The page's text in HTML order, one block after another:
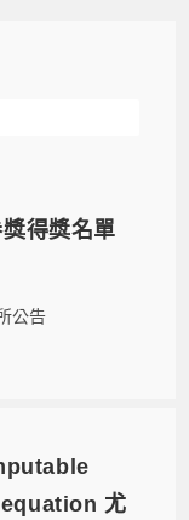
得獎名單
公告
尤